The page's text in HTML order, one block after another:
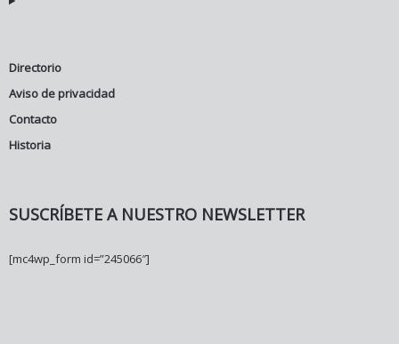
Directorio
Aviso de privacidad
Contacto
Historia
SUSCRÍBETE A NUESTRO NEWSLETTER
[mc4wp_form id=”245066″]